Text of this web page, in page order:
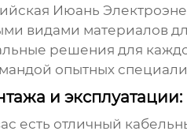
Июань
видами материалов
решения для
опытных
и эксплуатации:
есть отличный